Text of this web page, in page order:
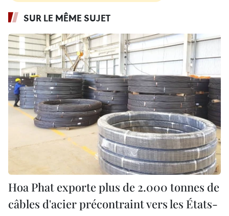
SUR LE MÊME SUJET
Hoa Phat exporte plus de 2.000 tonnes de
câbles d'acier précontraint vers les États-